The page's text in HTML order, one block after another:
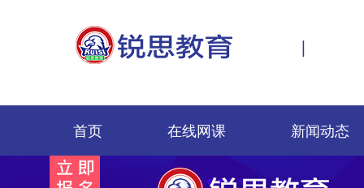
|
首页 在线网课 新闻动态